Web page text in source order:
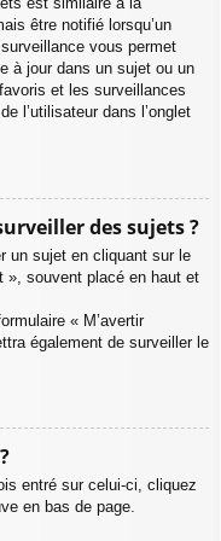
être notifié lorsqu’un
vous permet
à jour dans un sujet ou un
et les surveillances
l’utilisateur dans l’onglet
des sujets ?
un sujet en cliquant sur le
», souvent placé en haut et
« M’avertir
également de surveiller le
entré sur celui-ci, cliquez
en bas de page.